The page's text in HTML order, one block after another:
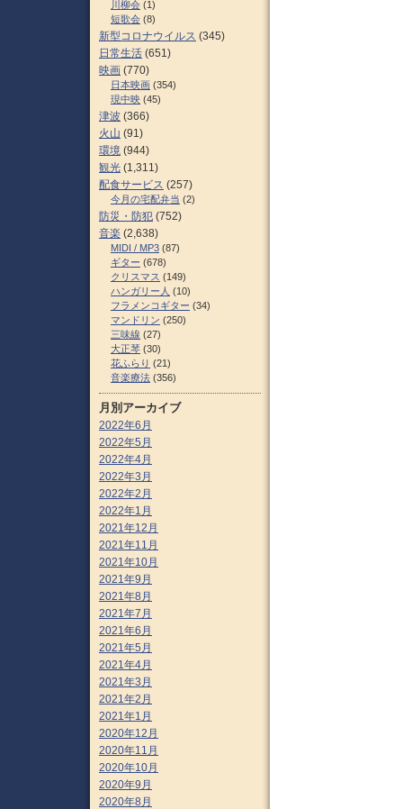
川柳会 (1)
短歌会 (8)
新型コロナウイルス (345)
日常生活 (651)
映画 (770)
日本映画 (354)
現中映 (45)
津波 (366)
火山 (91)
環境 (944)
観光 (1,311)
配食サービス (257)
今月の宅配弁当 (2)
防災・防犯 (752)
音楽 (2,638)
MIDI / MP3 (87)
ギター (678)
クリスマス (149)
ハンガリー人 (10)
フラメンコギター (34)
マンドリン (250)
三味線 (27)
大正琴 (30)
花ふらり (21)
音楽療法 (356)
月別アーカイブ
2022年6月
2022年5月
2022年4月
2022年3月
2022年2月
2022年1月
2021年12月
2021年11月
2021年10月
2021年9月
2021年8月
2021年7月
2021年6月
2021年5月
2021年4月
2021年3月
2021年2月
2021年1月
2020年12月
2020年11月
2020年10月
2020年9月
2020年8月